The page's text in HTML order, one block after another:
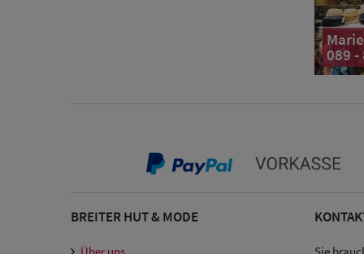
089 -
BREITER HUT & MODE